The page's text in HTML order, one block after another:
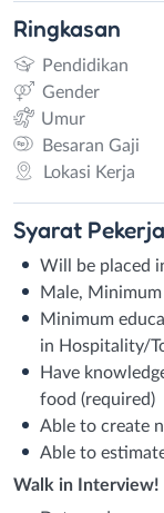
Ringkasan
Pendidikan
Gender
Umur
Besaran Gaji
Lokasi Kerja
Syarat
Will be placed
Male, Minimum
Minimum
in Hospitality/
Have
food (required)
Able to create
Able to
Walk in Interview!